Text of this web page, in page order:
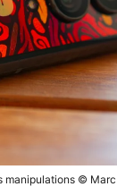
manipulations ©